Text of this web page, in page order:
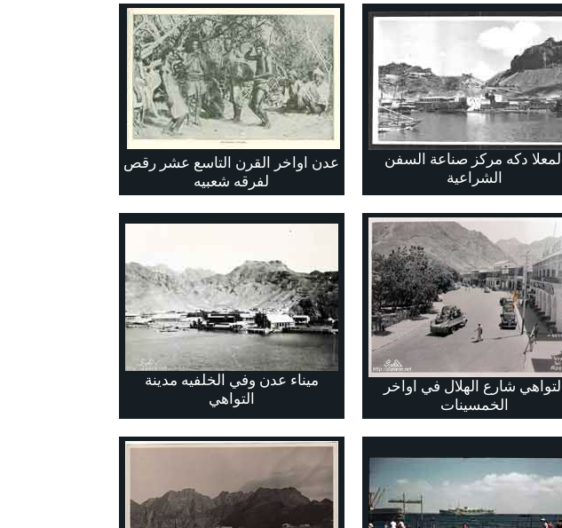
عدن اواخر القرن التاسع عشر رقص
لفرقه شعبيه
المعلا دكه مركز صناعة السفن
الشراعية
ميناء عدن وفي الخلفيه مدينة
التواهي
التواهي شارع الهلال في اواخر
الخمسينات